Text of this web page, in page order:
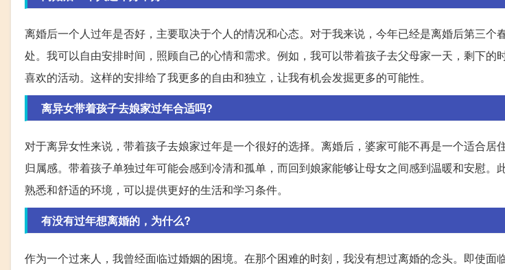
离婚后一个人过年是否好，主要取决于个人的情况和心态。对于我来说，今年已经是离婚后第三个
处。我可以自由安排时间，照顾自己的心情和需求。例如，我可以带着孩子去父母家一天，剩下的
喜欢的活动。这样的安排给了我更多的自由和独立，让我有机会发掘更多的可能性。
离异女带着孩子去娘家过年合适吗?
对于离异女性来说，带着孩子去娘家过年是一个很好的选择。离婚后，婆家可能不再是一个适合居
归属感。带着孩子单独过年可能会感到冷清和孤单，而回到娘家能够让母女之间感到温暖和安慰。
熟悉和舒适的环境，可以提供更好的生活和学习条件。
有没有过年想离婚的，为什么?
作为一个过来人，我曾经面临过婚姻的困境。在那个困难的时刻，我没有想过离婚的念头。即使面